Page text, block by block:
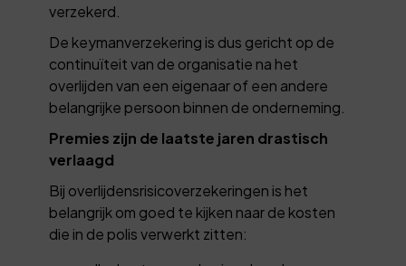
verzekerd.
De keymanverzekering is dus gericht op de
continuïteit van de organisatie na het
overlijden van een eigenaar of een andere
belangrijke persoon binnen de onderneming.
Premies zijn de laatste jaren drastisch
verlaagd
Bij overlijdensrisicoverzekeringen is het
belangrijk om goed te kijken naar de kosten
die in de polis verwerkt zitten: